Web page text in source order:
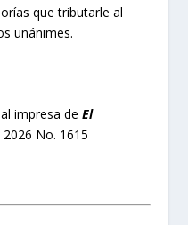
que tributarle al
unánimes.
impresa deEl
No. 1615